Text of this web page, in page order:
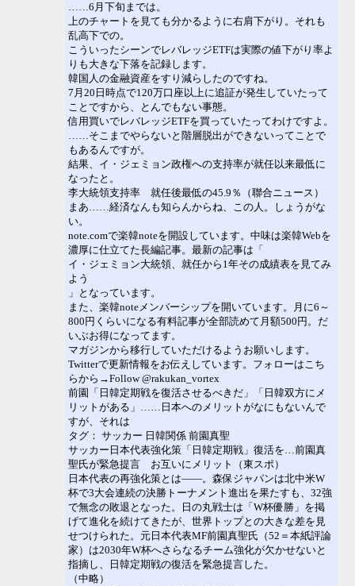
……6月下旬までは。
上のチャートを見ても分かるように右肩下がり。それも
乱高下での。
こういったシーンでレバレッジETFは実際の値下がり率よ
りも大きな下落を記録します。
韓国人の金融資産をすり減らしたのですね。
7月20日時点で120万口座以上に追証が発生していたって
ことですから、とんでもない事態。
信用買いでレバレッジETFを買っていたってわけですよ。
……そこまでやらないと階層脱出ができないってことで
もあるんですが。
結果、イ・ジェミョン政権への支持率が就任以来最低に
なったと。
李大統領支持率 就任後最低の45.9％（聯合ニュース）
まあ……経済なんも知らんからね、この人。しょうがな
い。
note.comで楽韓noteを開設しています。中味は楽韓Webを
濃厚に仕立てた長編記事。最新の記事は「
イ・ジェミョン大統領、就任から1年その成績表を見てみ
よう
」となっています。
また、楽韓noteメンバーシップを開いています。月に6～
800円くらいになる有料記事が全部読めて月額500円。だ
いぶお得になってます。
マガジンから移行していただけるようお願いします。
Twitterで更新情報をお伝えしています。フォローはこち
らから→Follow @rakukan_vortex
前園「日韓定期戦を復活させるべきだ」「日韓双方にメ
リットがある」……日本へのメリットがなにもないんで
すが、それは
タグ： サッカー 日韓関係 前園真聖
サッカー日本代表強化策「日韓定期戦」復活を…前園真
聖氏が緊急提言 お互いにメリット（東スポ）
日本代表の再強化策とは――。森保ジャパンは北中米W
杯で3大会連続の決勝トーナメント進出を果たすも、32強
で無念の敗退となった。日の丸戦士は「W杯優勝」を掲
げて進化を続けてきたが、世界トップとの大きな差を見
せつけられた。元日本代表MF前園真聖氏（52＝本紙評論
家）は2030年W杯へさらなるチーム強化が欠かせないと
指摘し、日韓定期戦の復活を緊急提言した。
（中略）